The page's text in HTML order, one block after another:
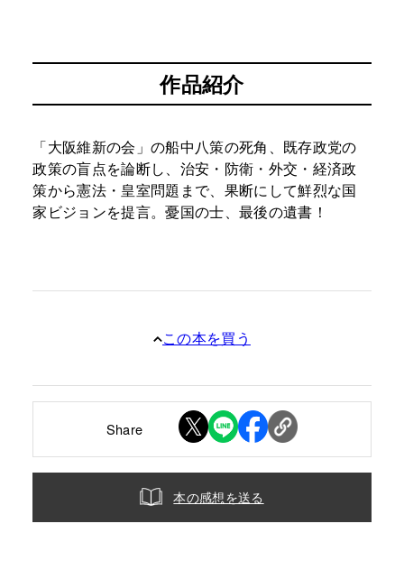
作品紹介
「大阪維新の会」の船中八策の死角、既存政党の
政策の盲点を論断し、治安・防衛・外交・経済政
策から憲法・皇室問題まで、果断にして鮮烈な国
家ビジョンを提言。憂国の士、最後の遺書！
この本を買う
Share
本の感想を送る